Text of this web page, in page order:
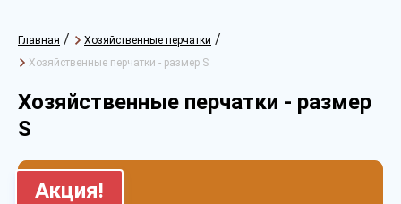
Главная / Хозяйственные перчатки /
Хозяйственные перчатки - размер S
Хозяйственные перчатки - размер
S
Акция!